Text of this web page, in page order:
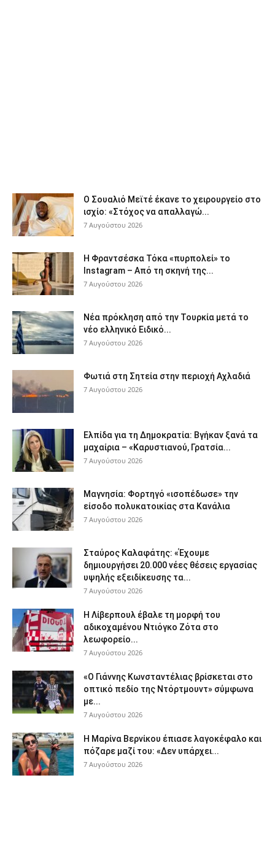
Ο Σουαλιό Μεϊτέ έκανε το χειρουργείο στο
ισχίο: «Στόχος να απαλλαγώ...
7 Αυγούστου 2026
Η Φραντσέσκα Τόκα «πυρπολεί» το
Instagram – Από τη σκηνή της...
7 Αυγούστου 2026
Νέα πρόκληση από την Τουρκία μετά το
νέο ελληνικό Ειδικό...
7 Αυγούστου 2026
Φωτιά στη Σητεία στην περιοχή Αχλαδιά
7 Αυγούστου 2026
Ελπίδα για τη Δημοκρατία: Βγήκαν ξανά τα
μαχαίρια – «Καρυστιανού, Γρατσία...
7 Αυγούστου 2026
Μαγνησία: Φορτηγό «ισοπέδωσε» την
είσοδο πολυκατοικίας στα Κανάλια
7 Αυγούστου 2026
Σταύρος Καλαφάτης: «Έχουμε
δημιουργήσει 20.000 νέες θέσεις εργασίας
υψηλής εξειδίκευσης τα...
7 Αυγούστου 2026
Η Λίβερπουλ έβαλε τη μορφή του
αδικοχαμένου Ντιόγκο Ζότα στο
λεωφορείο...
7 Αυγούστου 2026
«Ο Γιάννης Κωνσταντέλιας βρίσκεται στο
οπτικό πεδίο της Ντόρτμουντ» σύμφωνα
με...
7 Αυγούστου 2026
Η Μαρίνα Βερνίκου έπιασε λαγοκέφαλο και
πόζαρε μαζί του: «Δεν υπάρχει...
7 Αυγούστου 2026